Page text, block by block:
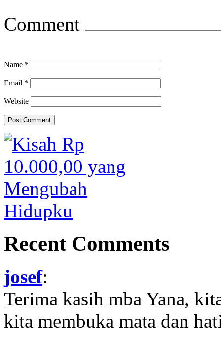
Comment
Name *
Email *
Website
Recent Comments
josef:
Terima kasih mba Yana,
kita membuka mata dan